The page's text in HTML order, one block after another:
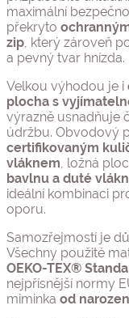
maximální
překryto
zip, který zároveň
a pevný tvar hnízda.
Velkou výhodou je i
plocha s
výrazně usnadňuje
údržbu. Obvodový
certifikovaným
vláknem, ložná
bavlnu a duté
ideální kombinaci
oporu.
Samozřejmostí je
Všechny použité
OEKO-TEX®
nejpřísnější normy
miminka od